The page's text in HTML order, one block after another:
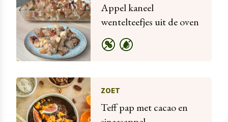
Appel kaneel
wentelteefjes uit de oven
ZOET
Teff pap met cacao en